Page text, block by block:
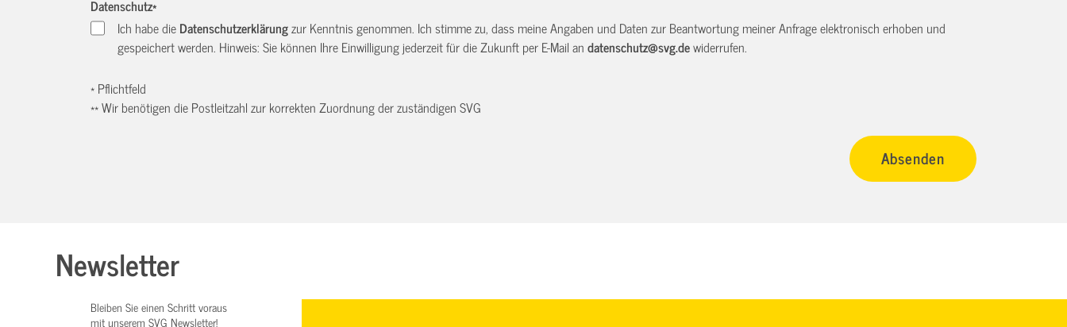
Datenschutz*
Ich habe dieDatenschutzerklärungzur Kenntnis genommen. Ich stimme zu, dass meine Angaben und Daten zur Beantwortung meiner Anfrage elektronisch erhoben und
gespeichert werden. Hinweis: Sie können Ihre Einwilligung jederzeit für die Zukunft per E-Mail andatenschutz@svg.dewiderrufen.
* Pflichtfeld
** Wir benötigen die Postleitzahl zur korrekten Zuordnung der zuständigen SVG
Newsletter
Bleiben Sie einen Schritt voraus
mit unserem SVG Newsletter!